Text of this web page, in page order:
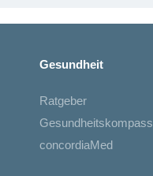
Gesundheit
Ratgeber
Gesundheitskompass
concordiaMed